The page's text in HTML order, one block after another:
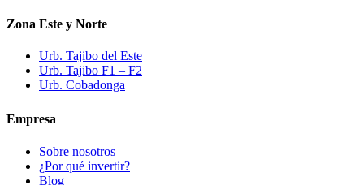
Zona Este y Norte
Urb. Tajibo del Este
Urb. Tajibo F1 – F2
Urb. Cobadonga
Empresa
Sobre nosotros
¿Por qué invertir?
Blog